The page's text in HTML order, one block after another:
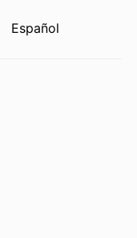
Español